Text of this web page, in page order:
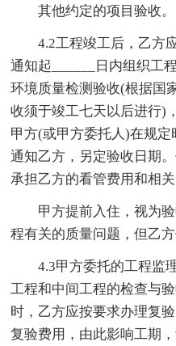
其他约定的项目验收。
4.2工程竣工后，乙方应
通知起______日内组织工
环境质量检测验收(根据国
收须于竣工七天以后进行)
甲方(或甲方委托人)在规
通知乙方，另定验收日期
承担乙方的看管费用和相
甲方提前入住，视为验
程有关的质量问题，但乙
4.3甲方委托的工程监理
工程和中间工程的检查与
时，乙方应按要求办理复
复验费用，由此影响工期